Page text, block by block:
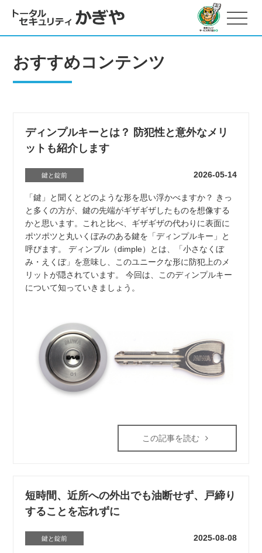
おすすめコンテンツ
ディンプルキーとは？ 防犯性と意外なメリ
ットも紹介します
鍵と錠前 2026-05-14
「鍵」と聞くとどのような形を思い浮かべますか？ きっ
と多くの方が、鍵の先端がギザギザしたものを想像する
かと思います。これと比べ、ギザギザの代わりに表面に
ポツポツと丸いくぼみのある鍵を「ディンプルキー」と
呼びます。 ディンプル（dimple）とは、「小さなくぼ
み・えくぼ」を意味し、このユニークな形に防犯上のメ
リットが隠されています。 今回は、このディンプルキー
について知っていきましょう。
この記事を読む
短時間、近所への外出でも油断せず、戸締り
することを忘れずに
鍵と錠前 2025-08-08